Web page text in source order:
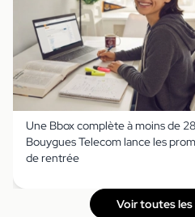
Une Bbox complète à moins de
Bouygues Telecom lance les
de rentrée
Voir toutes